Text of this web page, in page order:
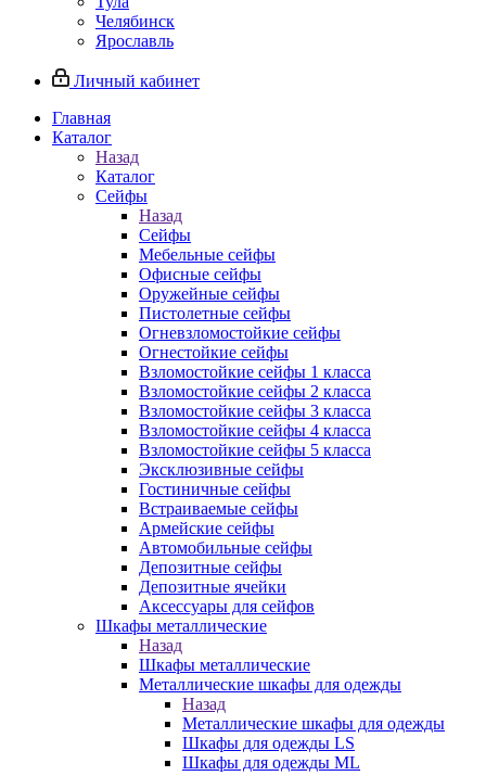
Челябинск
Ярославль
Личный кабинет
Главная
Каталог
Назад
Каталог
Сейфы
Назад
Сейфы
Мебельные сейфы
Офисные сейфы
Оружейные сейфы
Пистолетные сейфы
Огневзломостойкие сейфы
Огнестойкие сейфы
Взломостойкие сейфы 1 класса
Взломостойкие сейфы 2 класса
Взломостойкие сейфы 3 класса
Взломостойкие сейфы 4 класса
Взломостойкие сейфы 5 класса
Эксклюзивные сейфы
Гостиничные сейфы
Встраиваемые сейфы
Армейские сейфы
Автомобильные сейфы
Депозитные сейфы
Депозитные ячейки
Аксессуары для сейфов
Шкафы металлические
Назад
Шкафы металлические
Металлические шкафы для одежды
Назад
Металлические шкафы для одежды
Шкафы для одежды LS
Шкафы для одежды ML